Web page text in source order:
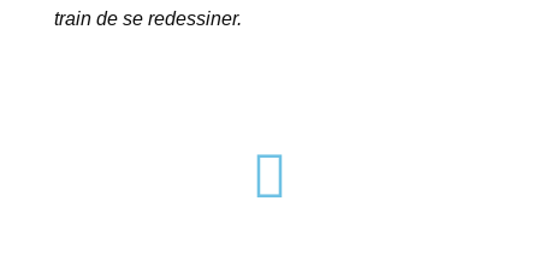
train de se redessiner.